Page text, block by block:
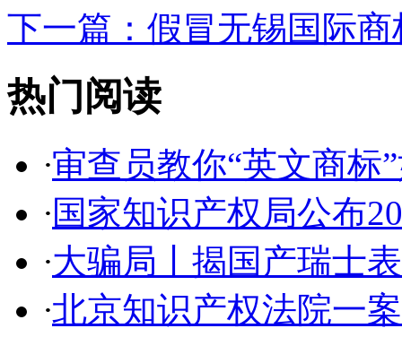
下一篇： 假冒无锡国际
热门阅读
·审查员教你“英文商标
·国家知识产权局公布
·大骗局丨揭国产瑞士
·北京知识产权法院一